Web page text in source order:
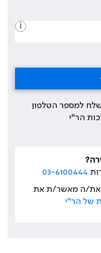
i
למספר הטלפון
הר"י
03-6100444
את/ה מאשר/ת את
של הר"י